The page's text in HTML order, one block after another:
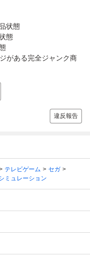
状態
態
がある完全ジャンク商
違反報告
テレビゲーム
セガ
ミュレーション